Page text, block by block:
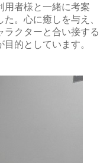
用者様と一緒に考案
。 心に癒しを与え、
ラクターと合い接する
的としています。